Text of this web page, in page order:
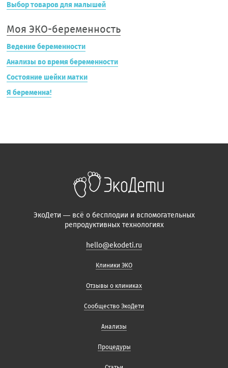
Выбор товаров для малышей
Моя ЭКО-беременность
Ведение беременности
Анализы во время беременности
Состояние шейки матки
Я беременна!
ЭкоДети — всё о бесплодии и вспомогательных
репродуктивных технологиях
hello@ekodeti.ru
Клиники ЭКО
Отзывы о клиниках
Сообщество ЭкоДети
Анализы
Процедуры